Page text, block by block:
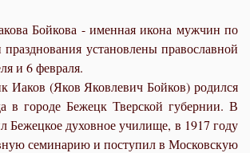
Бойкова - именная икона мужчин по
установлены православной
и 6 февраля.
Иаков (Яков Яковлевич Бойков) родился
в городе Бежецк Тверской губернии. В
Бежецкое духовное училище, в 1917 году
семинарию и поступил в Московскую